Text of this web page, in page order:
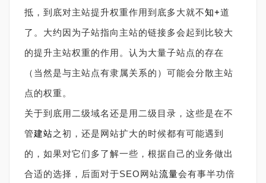
抵，到底对主站提升权重作用到底多大就不知+道
了。大约因为子站指向主站的链接多会起到比较大
的提升主站权重的作用。认为大量子站点的存在
（当然是与主站点有隶属关系的）可能会分散主站
点的权重。
关于到底用二级域名还是用二级目录，这些是在不
管建站之初，还是网站扩大的时候都有可能遇到
的，如果对它们多了解一些，根据自己的业务做出
合适的选择，后面对于SEO网站流量会有事半功倍